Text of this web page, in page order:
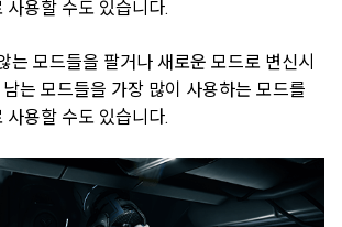
사용할 수도 있습니다.
는 모드들을 팔거나 새로운 모드로 변신시
는 모드들을 가장 많이 사용하는 모드를
사용할 수도 있습니다.